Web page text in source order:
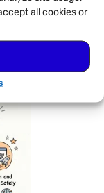
all cookies or
und